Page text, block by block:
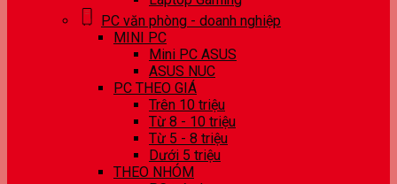
PC văn phòng - doanh nghiệp
MINI PC
Mini PC ASUS
ASUS NUC
PC THEO GIÁ
Trên 10 triệu
Từ 8 - 10 triệu
Từ 5 - 8 triệu
Dưới 5 triệu
THEO NHÓM